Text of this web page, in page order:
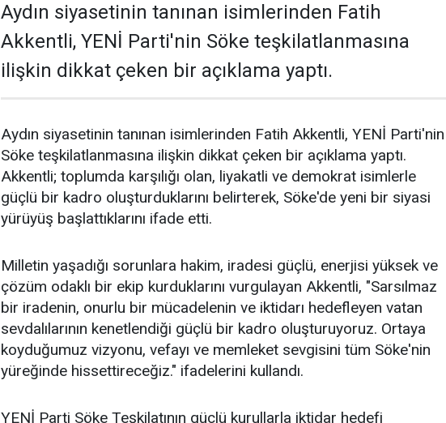
Aydın siyasetinin tanınan isimlerinden Fatih
Akkentli, YENİ Parti'nin Söke teşkilatlanmasına
ilişkin dikkat çeken bir açıklama yaptı.
Aydın siyasetinin tanınan isimlerinden Fatih Akkentli, YENİ Parti'nin
Söke teşkilatlanmasına ilişkin dikkat çeken bir açıklama yaptı.
Akkentli; toplumda karşılığı olan, liyakatli ve demokrat isimlerle
güçlü bir kadro oluşturduklarını belirterek, Söke'de yeni bir siyasi
yürüyüş başlattıklarını ifade etti.
Milletin yaşadığı sorunlara hakim, iradesi güçlü, enerjisi yüksek ve
çözüm odaklı bir ekip kurduklarını vurgulayan Akkentli, "Sarsılmaz
bir iradenin, onurlu bir mücadelenin ve iktidarı hedefleyen vatan
sevdalılarının kenetlendiği güçlü bir kadro oluşturuyoruz. Ortaya
koyduğumuz vizyonu, vefayı ve memleket sevgisini tüm Söke'nin
yüreğinde hissettireceğiz." ifadelerini kullandı.
YENİ Parti Söke Teşkilatının güçlü kurullarla iktidar hedefi